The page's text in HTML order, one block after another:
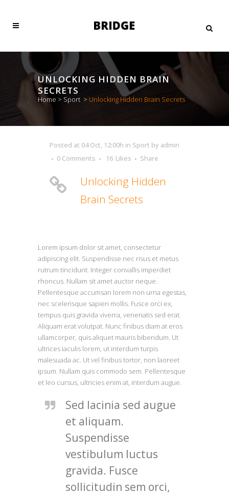
UNLOCKING HIDDEN BRAIN
SECRETS
Home > Sport > Unlocking Hidden Brain Secrets
Posted at 04 Oct, 12:00h in Sport by admin
0 Comments
16 Likes Share
Unlocking Hidden
Brain Secrets
Lorem ipsum dolor sit amet, consectetur
adipiscing elit. Suspendisse nec risus et metus
rutrum tincidunt. Integer convallis imperdiet
rhoncus. Nullam sit amet auctor neque.
Pellentesque accumsan lorem non urna egestas,
nec scelerisque sapien mollis. Fusce orci ex,
tempus quis gravida viverra, venenatis sed erat.
Aliquam erat volutpat. Nunc finibus diam at eros
ullamcorper, quis aliquet mauris bibendum. Ut
ultrices iaculis lorem, ut interdum turpis
malesuada ac. Ut vel finibus tortor, non laoreet
ipsum. Nullam quis commodo sem. Pellentesque
et leo cursus, ultricies enim at, interdum augue.
Sed lacinia sed augue
et aliquam.
Suspendisse
vestibulum luctus
gravida. Fusce
sollicitudin sem orci,